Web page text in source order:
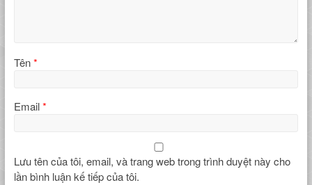
Tên*
Email*
Lưu tên của tôi, email, và trang web trong trình duyệt này cho
lần bình luận kế tiếp của tôi.